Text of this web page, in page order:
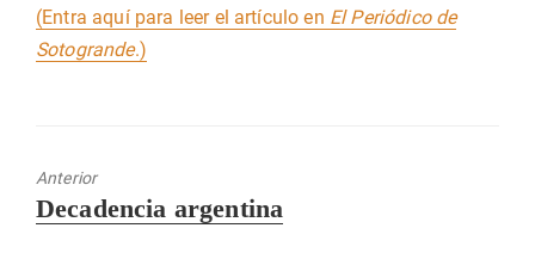
(Entra aquí para leer el artículo en El Periódico de
Sotogrande.)
Anterior
Entrada
Decadencia argentina